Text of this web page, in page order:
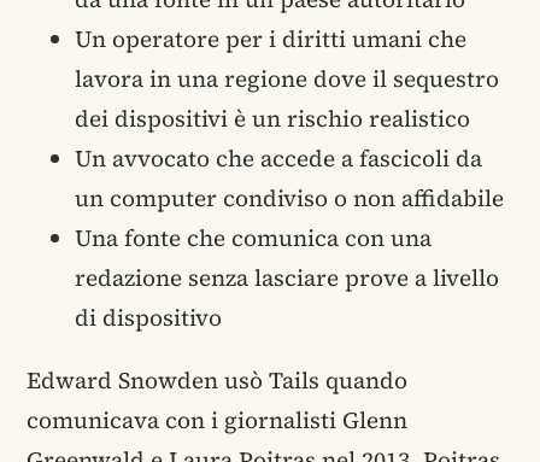
Un operatore per i diritti umani che
lavora in una regione dove il sequestro
dei dispositivi è un rischio realistico
Un avvocato che accede a fascicoli da
un computer condiviso o non affidabile
Una fonte che comunica con una
redazione senza lasciare prove a livello
di dispositivo
Edward Snowden usò Tails quando
comunicava con i giornalisti Glenn